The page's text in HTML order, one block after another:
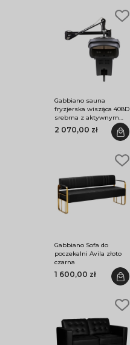
Gabbiano sauna
fryzjerska wisząca 408D
srebrna z aktywnym
ozonem
2 070,00 zł
Gabbiano Sofa do
poczekalni Avila złoto
czarna
1 600,00 zł